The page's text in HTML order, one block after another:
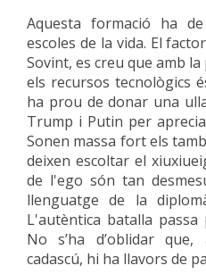
Aquesta formació ha
escoles de la vida. El
Sovint, es creu que amb
els recursos tecnològics
ha prou de donar una
Trump i Putin per
Sonen massa fort els
deixen escoltar el
de l'ego són tan
llenguatge de la
L'autèntica batalla
No s’ha d’oblidar
cadascú, hi ha llavors de